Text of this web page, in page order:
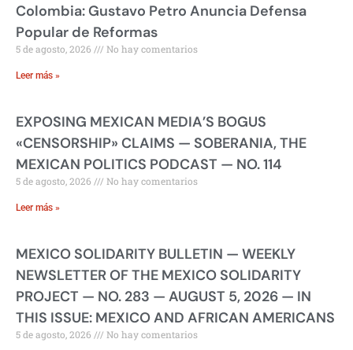
Colombia: Gustavo Petro Anuncia Defensa
Popular de Reformas
5 de agosto, 2026 No hay comentarios
Leer más »
EXPOSING MEXICAN MEDIA’S BOGUS
«CENSORSHIP» CLAIMS — SOBERANIA, THE
MEXICAN POLITICS PODCAST — NO. 114
5 de agosto, 2026 No hay comentarios
Leer más »
MEXICO SOLIDARITY BULLETIN — WEEKLY
NEWSLETTER OF THE MEXICO SOLIDARITY
PROJECT — NO. 283 — AUGUST 5, 2026 — IN
THIS ISSUE: MEXICO AND AFRICAN AMERICANS
5 de agosto, 2026 No hay comentarios